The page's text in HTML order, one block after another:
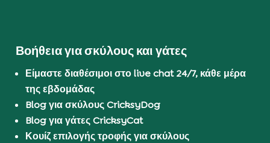
Βοήθεια για σκύλους και γάτες
Είμαστε διαθέσιμοι στο live chat 24/7, κάθε μέρα
της εβδομάδας
Blog για σκύλους CricksyDog
Blog για γάτες CricksyCat
Κουίζ επιλογής τροφής για σκύλους